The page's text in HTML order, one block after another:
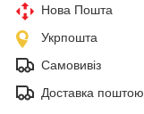
Нова Пошта
Укрпошта
Самовивіз
Доставка поштою